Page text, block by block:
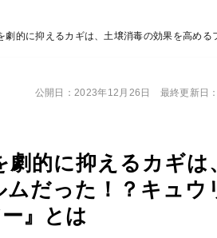
劇的に抑えるカギは、土壌消毒の効果を高め
的に抑えるカギは
だった！？キュウ
』とは
公開日： 2023年12月26日 最終更新日